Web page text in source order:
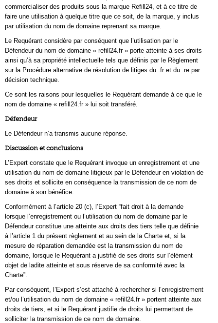
commercialiser des produits sous la marque Refill24, et à ce titre de
faire une utilisation à quelque titre que ce soit, de la marque, y inclus
par utilisation du nom de domaine reprenant sa marque.
Le Requérant considère par conséquent que l’utilisation par le
Défendeur du nom de domaine « refill24.fr » porte atteinte à ses droits
ainsi qu’à sa propriété intellectuelle tels que définis par le Règlement
sur la Procédure alternative de résolution de litiges du .fr et du .re par
décision technique.
Ce sont les raisons pour lesquelles le Requérant demande à ce que le
nom de domaine « refill24.fr » lui soit transféré.
Défendeur
Le Défendeur n’a transmis aucune réponse.
Discussion et conclusions
L’Expert constate que le Requérant invoque un enregistrement et une
utilisation du nom de domaine litigieux par le Défendeur en violation de
ses droits et sollicite en conséquence la transmission de ce nom de
domaine à son bénéfice.
Conformément à l’article 20 (c), l’Expert “fait droit à la demande
lorsque l’enregistrement ou l’utilisation du nom de domaine par le
Défendeur constitue une atteinte aux droits des tiers telle que définie
à l’article 1 du présent règlement et au sein de la Charte et, si la
mesure de réparation demandée est la transmission du nom de
domaine, lorsque le Requérant a justifié de ses droits sur l’élément
objet de ladite atteinte et sous réserve de sa conformité avec la
Charte”.
Par conséquent, l’Expert s’est attaché à rechercher si l’enregistrement
et/ou l’utilisation du nom de domaine « refill24.fr » portent atteinte aux
droits de tiers, et si le Requérant justifie de droits lui permettant de
solliciter la transmission de ce nom de domaine.